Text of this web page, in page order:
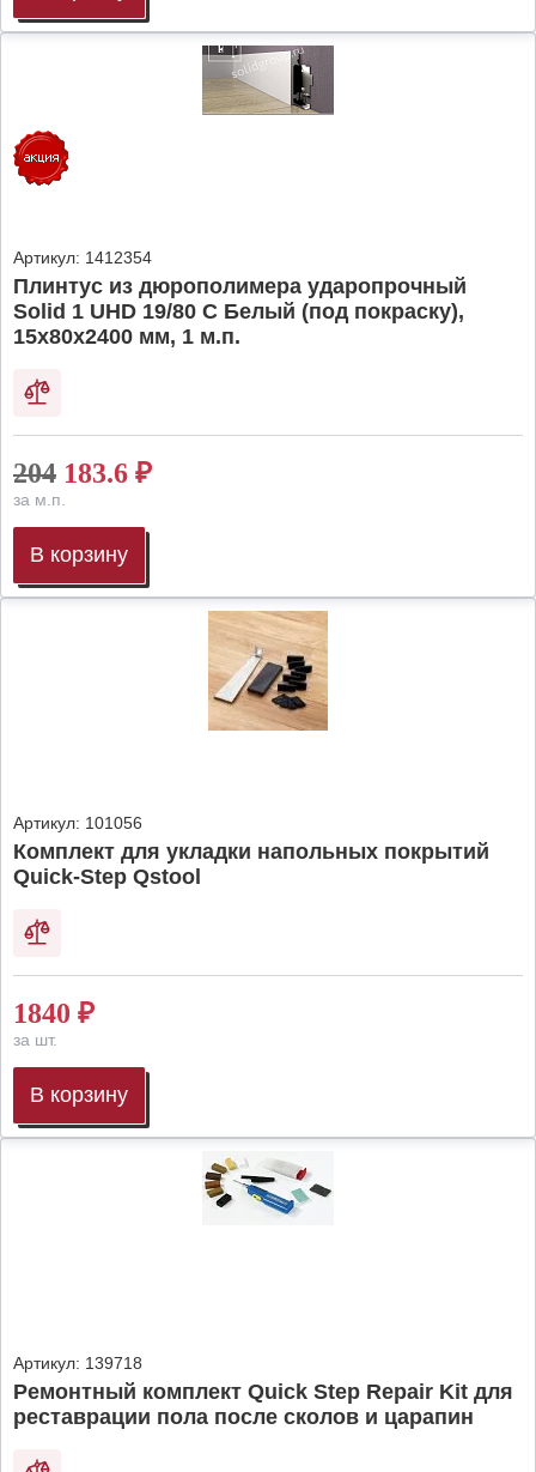
Артикул: 1412354
Плинтус из дюрополимера ударопрочный
Solid 1 UHD 19/80 C Белый (под покраску),
15х80х2400 мм, 1 м.п.
204 183.6 ₽
за м.п.
В корзину
Артикул: 101056
Комплект для укладки напольных покрытий
Quick-Step Qstool
1840 ₽
за шт.
В корзину
Артикул: 139718
Ремонтный комплект Quick Step Repair Kit для
реставрации пола после сколов и царапин